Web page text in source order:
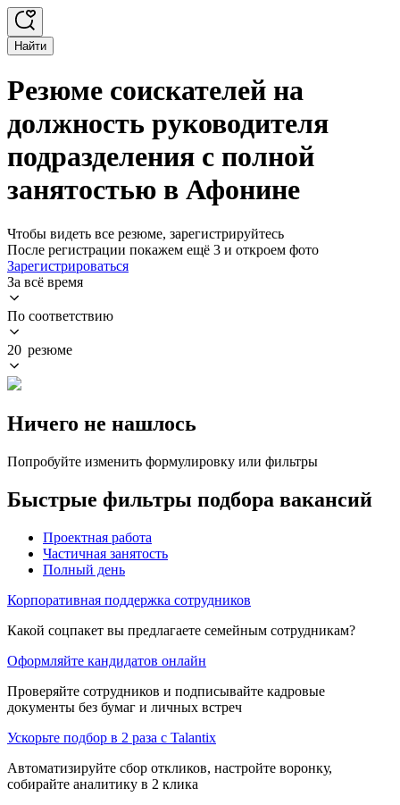
Найти
Резюме соискателей на
должность руководителя
подразделения с полной
занятостью в Афонине
Чтобы видеть все резюме, зарегистрируйтесь
После регистрации покажем ещё 3 и откроем фото
Зарегистрироваться
За всё время
По соответствию
20 резюме
Ничего не нашлось
Попробуйте изменить формулировку или фильтры
Быстрые фильтры подбора вакансий
Проектная работа
Частичная занятость
Полный день
Корпоративная поддержка сотрудников
Какой соцпакет вы предлагаете семейным сотрудникам?
Оформляйте кандидатов онлайн
Проверяйте сотрудников и подписывайте кадровые
документы без бумаг и личных встреч
Ускорьте подбор в 2 раза с Talantix
Автоматизируйте сбор откликов, настройте воронку,
собирайте аналитику в 2 клика